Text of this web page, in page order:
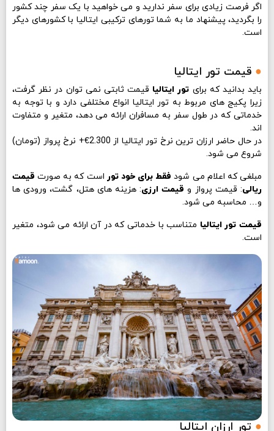
اگر فرصت زیادی برای سفر ندارید و می خواهید با یک سفر چند کشور
را بگردید، پیشنهاد ما به شما تورهای ترکیبی ایتالیا با کشورهای دیگر
است.
● قیمت تور ایتالیا
باید بدانید که برای تور ایتالیا قیمت ثابتی نمی توان در نظر گرفت،
زیرا پکیج های مربوط به تور ایتالیا انواع مختلفی دارد و با توجه به
خدماتی که در طول سفر به مسافران ارائه می دهد، متغیر و متفاوت
اند.
در حال حاضر ارزان ترین نرخ تور ایتالیا از 2.300€+ نرخ پرواز (تومان)
شروع می شود.
مبلغی که اعلام می شود فقط برای خود تور است که به صورت قیمت
ریالی: قیمت پرواز و قیمت ارزی: هزینه های هتل، گشت، ورودی ها
و… محاسبه می شود.
قیمت تور ایتالیا متناسب با خدماتی که در آن ارائه می شود، متغیر
است.
● تور ارزان ایتالیا